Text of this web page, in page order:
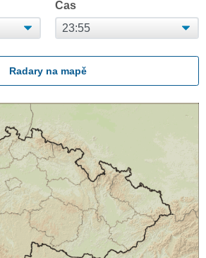
Čas
Radary na mapě